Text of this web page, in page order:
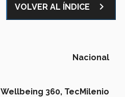
VOLVER AL ÍNDICE navigate_next
Nacional
Wellbeing 360, TecMilenio